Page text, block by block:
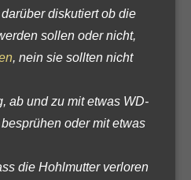
diskutiert ob die
sollen oder nicht,
, nein sie sollten nicht
ab und zu mit etwas WD-
oder mit etwas
die Hohlmutter verloren